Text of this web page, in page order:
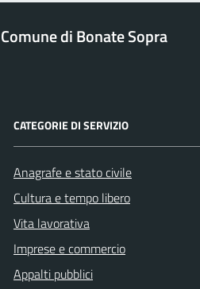
Comune di Bonate Sopra
CATEGORIE DI SERVIZIO
Anagrafe e stato civile
Cultura e tempo libero
Vita lavorativa
Imprese e commercio
Appalti pubblici